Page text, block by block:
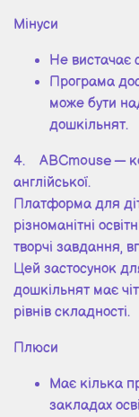
Мінуси
Не вистачає
Програма
може бути
дошкільнят.
4. ABCmouse —
англійської.
Платформа для
різноманітні
творчі завдання,
Цей застосунок
дошкільнят має
рівнів складності.
Плюси
Має кілька
закладах